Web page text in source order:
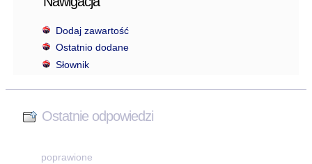
Dodaj zawartość
Ostatnio dodane
Słownik
Ostatnie odpowiedzi
poprawione